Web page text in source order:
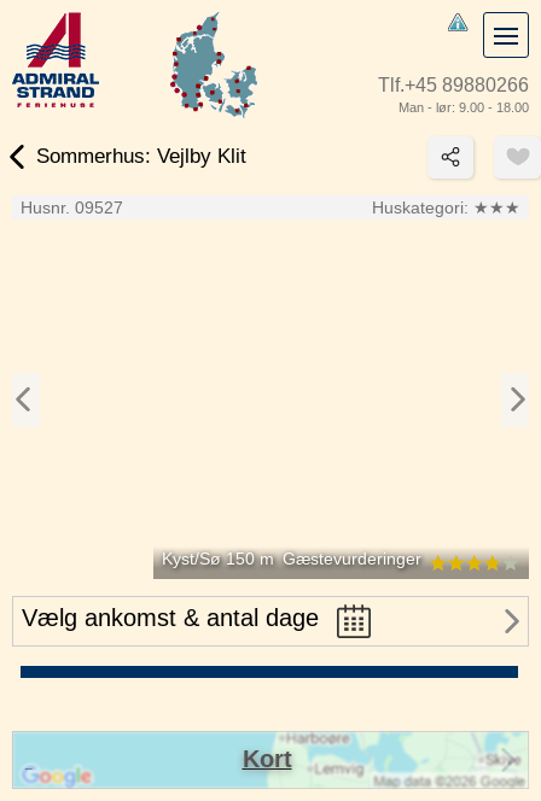
Tlf.+45 89880266
Man - lør: 9.00 - 18.00
Sommerhus: Vejlby Klit
Husnr. 09527 Huskategori: ★★★
Kyst/Sø 150 m Gæstevurderinger
Vælg ankomst & antal dage
Kort